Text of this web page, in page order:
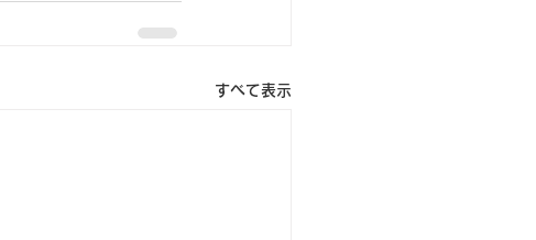
すべて表示